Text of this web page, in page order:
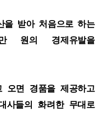
을 받아 처음으로 하는
원의 경제유발을
오면 경품을 제공하고
사들의 화려한 무대로